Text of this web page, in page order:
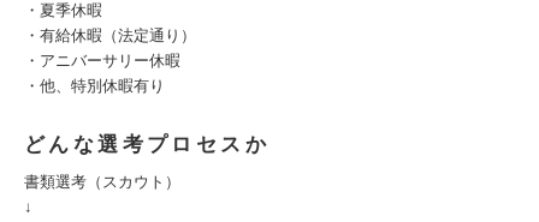
・夏季休暇
・有給休暇（法定通り）
・アニバーサリー休暇
・他、特別休暇有り
どんな選考プロセスか
書類選考（スカウト）
↓